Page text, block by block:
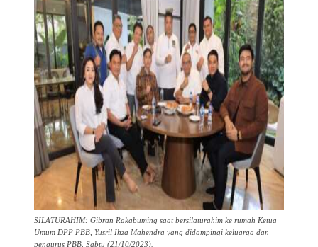
SILATURAHIM: Gibran Rakabuming saat bersilaturahim ke rumah Ketua
Umum DPP PBB, Yusril Ihza Mahendra yang didampingi keluarga dan
pengurus PBB, Sabtu (21/10/2023).